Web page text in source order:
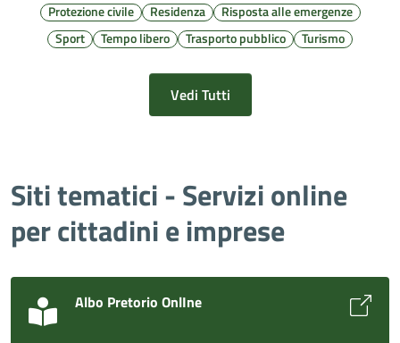
Protezione civile
Residenza
Risposta alle emergenze
Sport
Tempo libero Trasporto pubblico Turismo
Vedi Tutti
Siti tematici - Servizi online
per cittadini e imprese
Albo Pretorio OnlIne